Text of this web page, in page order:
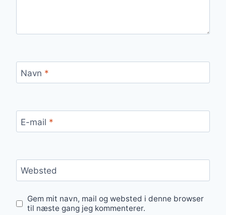
Navn *
E-mail *
Websted
Gem mit navn, mail og websted i denne browser
til næste gang jeg kommenterer.